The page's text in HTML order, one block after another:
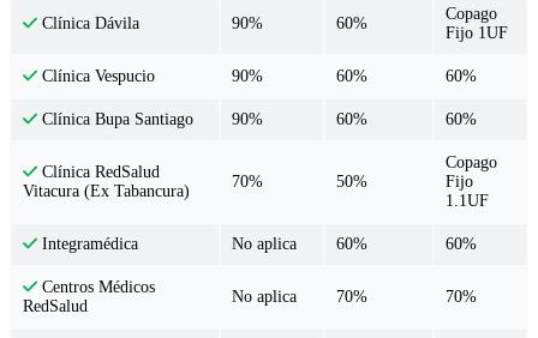
Clínica Dávila 90% 60%
Copago
Fijo 1UF
Clínica Vespucio 90% 60% 60%
Clínica Bupa Santiago 90% 60% 60%
Clínica RedSalud
Vitacura (Ex Tabancura)
70% 50%
Copago
Fijo
1.1UF
Integramédica No aplica 60% 60%
Centros Médicos
RedSalud
No aplica 70% 70%